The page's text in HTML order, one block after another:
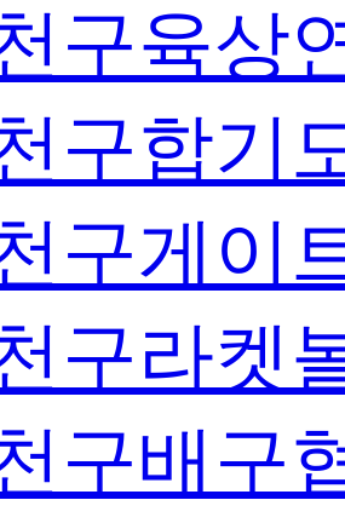
구육상
구합기
구게이
구라켓
구배구